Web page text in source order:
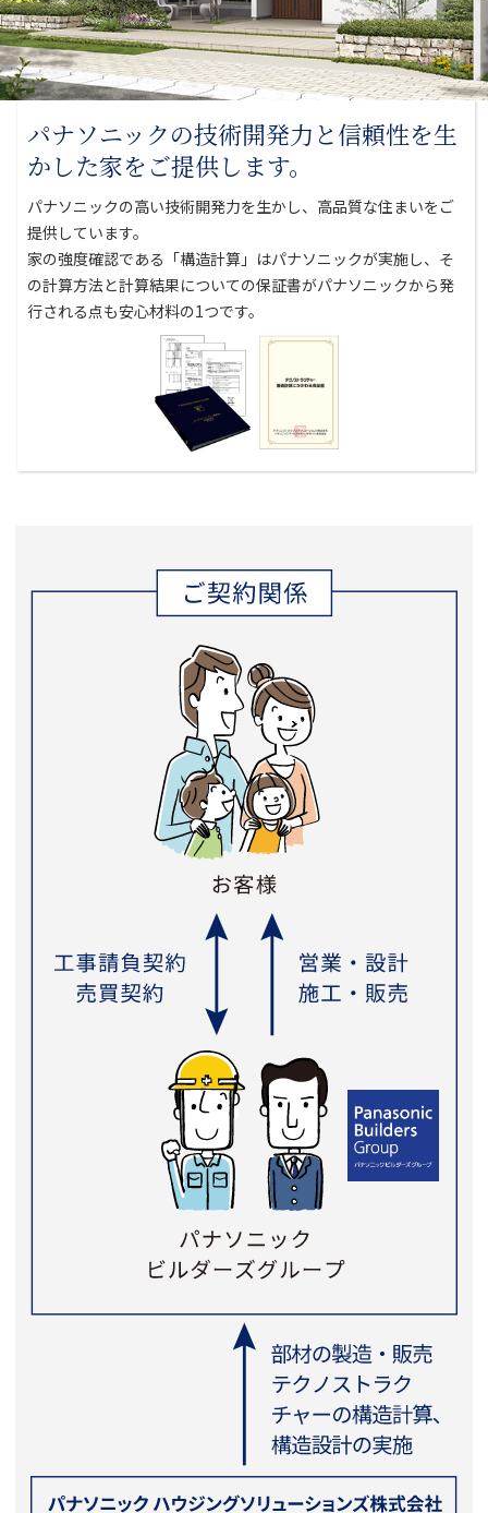
パナソニックの技術開発力と信頼性を生
かした家をご提供します。
パナソニックの高い技術開発力を生かし、高品質な住まいをご
提供しています。
家の強度確認である「構造計算」はパナソニックが実施し、そ
の計算方法と計算結果についての保証書がパナソニックから発
行される点も安心材料の1つです。